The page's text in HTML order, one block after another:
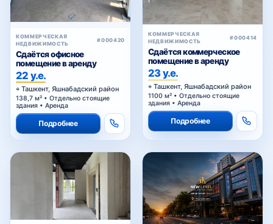
КОММЕРЧЕСКАЯ
НЕДВИЖИМОСТЬ
#000420
Сдаётся офисное
помещение в аренду
22 у.е.
Ташкент, Яшнабадский район
138,7 м² • Отдельно стоящие
здания • Аренда
Подробнее
КОММЕРЧЕСКАЯ
НЕДВИЖИМОСТЬ
#000414
Сдаётся коммерческое
помещение в аренду
23 у.е.
Ташкент, Яшнабадский район
1100 м² • Отдельно стоящие
здания • Аренда
Подробнее